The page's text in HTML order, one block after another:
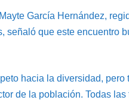
García Hernández,
señaló que este encuentro
hacia la diversidad,
de la población. Todas